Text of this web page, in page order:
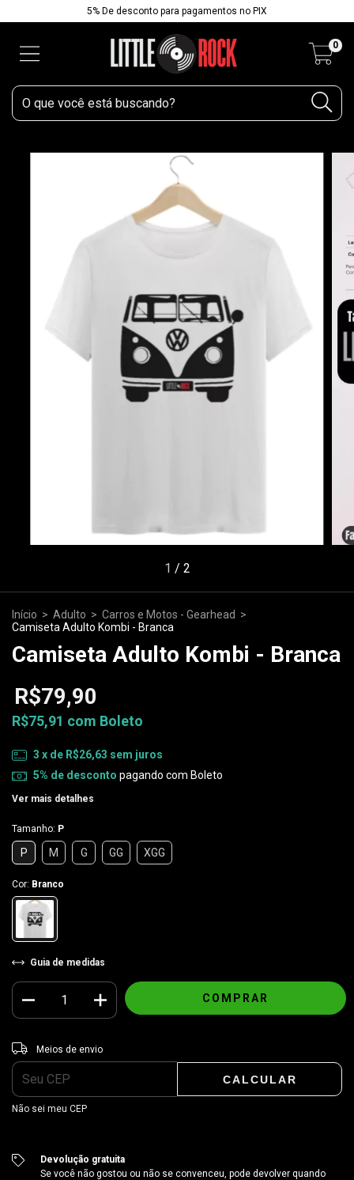
5% De desconto para pagamentos no PIX
0
1 / 2
Início > Adulto > Carros e Motos - Gearhead >
Camiseta Adulto Kombi - Branca
Camiseta Adulto Kombi - Branca
R$79,90
R$75,91 com Boleto
3 x de R$26,63 sem juros
5% de desconto pagando com Boleto
Ver mais detalhes
Tamanho: P
P M G GG XGG
Cor: Branco
Guia de medidas
Entregas para o CEP:
Meios de envio
CALCULAR
Não sei meu CEP
Devolução gratuita
Se você não gostou ou não se convenceu, pode devolver quando